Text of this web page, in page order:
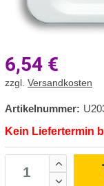
6,54 €
zzgl. Versandkosten
Artikelnummer:
Kein Liefertermin